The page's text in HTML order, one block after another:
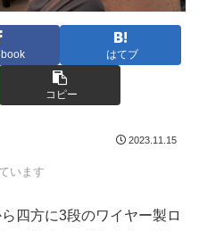
はてブ
コピー
2023.11.15
います
四方に3段のワイヤー製ロ